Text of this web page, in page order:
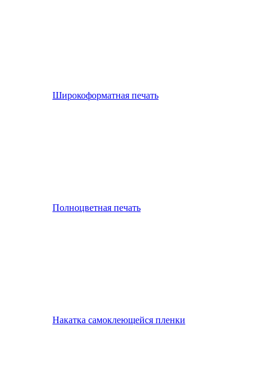
Широкоформатная печать
Полноцветная печать
Накатка самоклеющейся пленки